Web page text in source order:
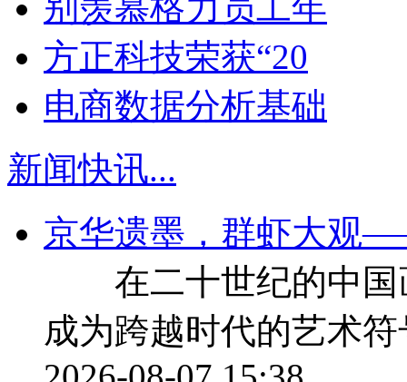
方正科技荣获“20
电商数据分析基础
新闻快讯...
京华遗墨，群虾大观
在二十世纪的中国
成为跨越时代的艺术